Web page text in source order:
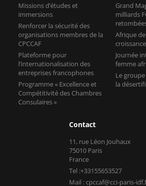
Missions d’études et
immersions
Renforcer la sécurité des
organisations membres de la
CPCCAF
Plateforme pour
l’internationalisation des
entreprises francophones
Programme « Excellence et
Compétitivité des Chambres
Consulaires »
Grand
milliards
Afrique de
Journée
femme
Le groupe
la
Contact
11, rue Léon Jouhaux
75010 Paris
France
Tel :+33155653527
Mail : cpccaf@cci-paris-